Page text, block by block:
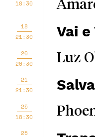
18:30
18
21:30
Vai e
20
20:30
Luz
21
21:30
25
18:30
25